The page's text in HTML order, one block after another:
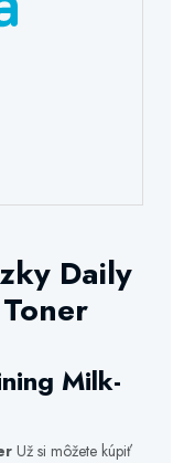
Daily
Milk-
Už si môžete kúpiť